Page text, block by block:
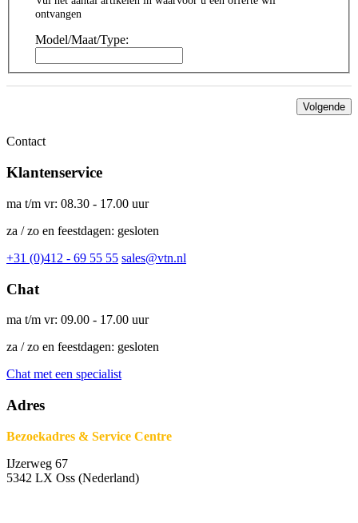
ontvangen
Model/Maat/Type:
Volgende
Contact
Klantenservice
ma t/m vr: 08.30 - 17.00 uur
za / zo en feestdagen: gesloten
+31 (0)412 - 69 55 55 sales@vtn.nl
Chat
ma t/m vr: 09.00 - 17.00 uur
za / zo en feestdagen: gesloten
Chat met een specialist
Adres
Bezoekadres & Service Centre
IJzerweg 67
5342 LX Oss (Nederland)